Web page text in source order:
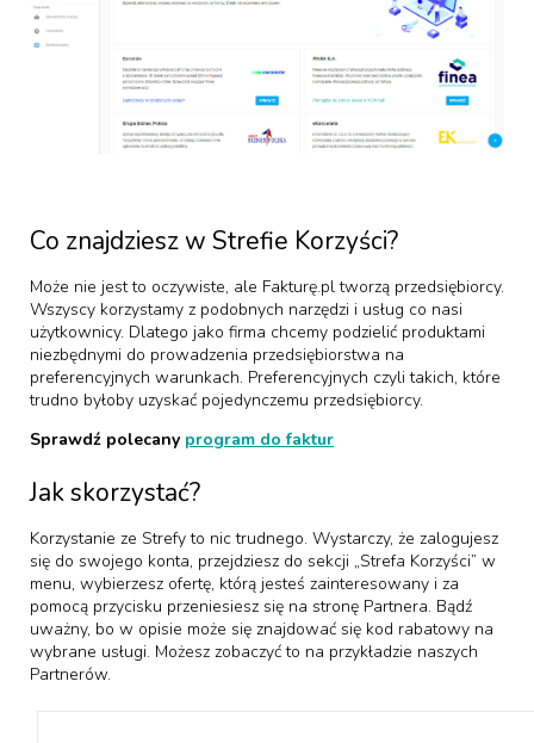
Co znajdziesz w Strefie Korzyści?
Może nie jest to oczywiste, ale Fakturę.pl tworzą przedsiębiorcy.
Wszyscy korzystamy z podobnych narzędzi i usług co nasi
użytkownicy. Dlatego jako firma chcemy podzielić produktami
niezbędnymi do prowadzenia przedsiębiorstwa na
preferencyjnych warunkach. Preferencyjnych czyli takich, które
trudno byłoby uzyskać pojedynczemu przedsiębiorcy.
Sprawdź polecany program do faktur
Jak skorzystać?
Korzystanie ze Strefy to nic trudnego. Wystarczy, że zalogujesz
się do swojego konta, przejdziesz do sekcji „Strefa Korzyści” w
menu, wybierzesz ofertę, którą jesteś zainteresowany i za
pomocą przycisku przeniesiesz się na stronę Partnera. Bądź
uważny, bo w opisie może się znajdować się kod rabatowy na
wybrane usługi. Możesz zobaczyć to na przykładzie naszych
Partnerów.